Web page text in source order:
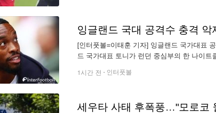
[인터풋볼=이태훈 기자] 잉글랜드 국가대표
드 국가대표 토니가 런던 중심부의 한 나이트
1시간 전 인터풋볼
세우타 사태 후폭풍…"모로코